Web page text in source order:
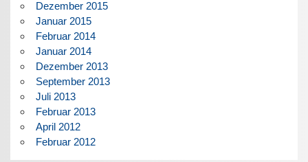
Dezember 2015
Januar 2015
Februar 2014
Januar 2014
Dezember 2013
September 2013
Juli 2013
Februar 2013
April 2012
Februar 2012